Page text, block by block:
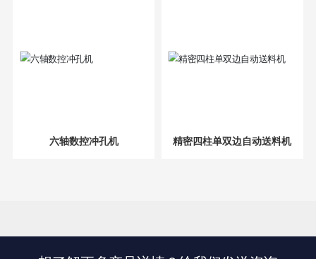
六轴数控冲孔机 精密四柱单双边自动送料机